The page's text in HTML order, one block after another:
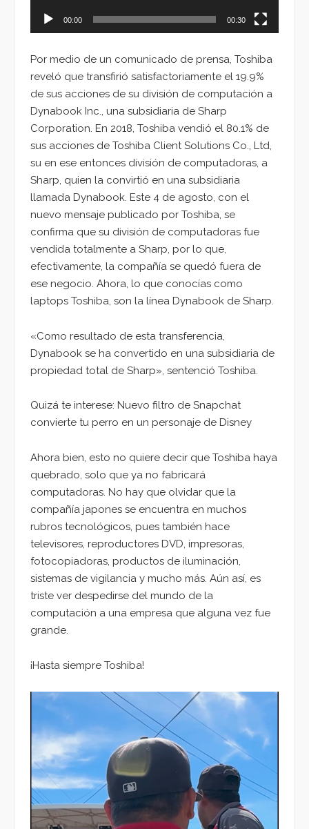
00:00 00:30
Por medio de un comunicado de prensa, Toshiba
reveló que transfirió satisfactoriamente el 19.9%
de sus acciones de su división de computación a
Dynabook Inc., una subsidiaria de Sharp
Corporation. En 2018, Toshiba vendió el 80.1% de
sus acciones de Toshiba Client Solutions Co., Ltd,
su en ese entonces división de computadoras, a
Sharp, quien la convirtió en una subsidiaria
llamada Dynabook. Este 4 de agosto, con el
nuevo mensaje publicado por Toshiba, se
confirma que su división de computadoras fue
vendida totalmente a Sharp, por lo que,
efectivamente, la compañía se quedó fuera de
ese negocio. Ahora, lo que conocías como
laptops Toshiba, son la línea Dynabook de Sharp.
«Como resultado de esta transferencia,
Dynabook se ha convertido en una subsidiaria de
propiedad total de Sharp», sentenció Toshiba.
Quizá te interese: Nuevo filtro de Snapchat
convierte tu perro en un personaje de Disney
Ahora bien, esto no quiere decir que Toshiba haya
quebrado, solo que ya no fabricará
computadoras. No hay que olvidar que la
compañía japones se encuentra en muchos
rubros tecnológicos, pues también hace
televisores, reproductores DVD, impresoras,
fotocopiadoras, productos de iluminación,
sistemas de vigilancia y mucho más. Aún así, es
triste ver despedirse del mundo de la
computación a una empresa que alguna vez fue
grande.
¡Hasta siempre Toshiba!
Reproductor
vídeo